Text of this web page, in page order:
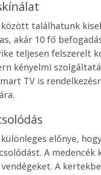
között találhatunk
akár 10 fő
teljesen felszerelt
kényelmi
TV is
előnye,
A medencék
A